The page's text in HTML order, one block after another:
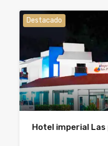
Destacado
Hotel imperial Las